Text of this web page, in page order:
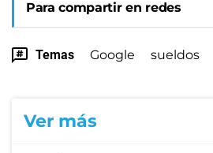
Para compartir en redes
Temas Google sueldos
Ver más